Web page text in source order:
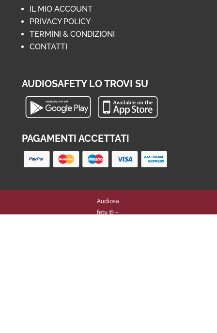
IL MIO ACCOUNT
PRIVACY POLICY
TERMINI & CONDIZIONI
CONTATTI
AUDIOSAFETY LO TROVI SU
PAGAMENTI ACCETTATI
Audiosa
fety © –